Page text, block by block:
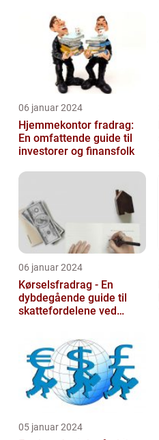
06 januar 2024
Hjemmekontor fradrag:
En omfattende guide til
investorer og finansfolk
06 januar 2024
Kørselsfradrag - En
dybdegående guide til
skattefordelene ved
05 januar 2024